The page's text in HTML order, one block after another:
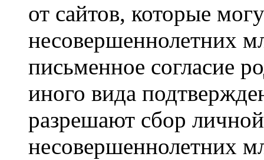
от сайтов, которые
несовершеннолетних
письменное согласие
иного вида
разрешают сбор
несовершеннолетних